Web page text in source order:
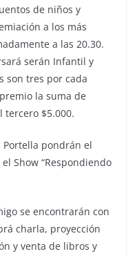
de niños y
a los más
a las 20.30.
serán Infantil y
son tres por cada
la suma de
tercero $5.000.
Portella pondrán el
Show “Respondiendo
se encontrarán con
charla, proyección
y venta de libros y